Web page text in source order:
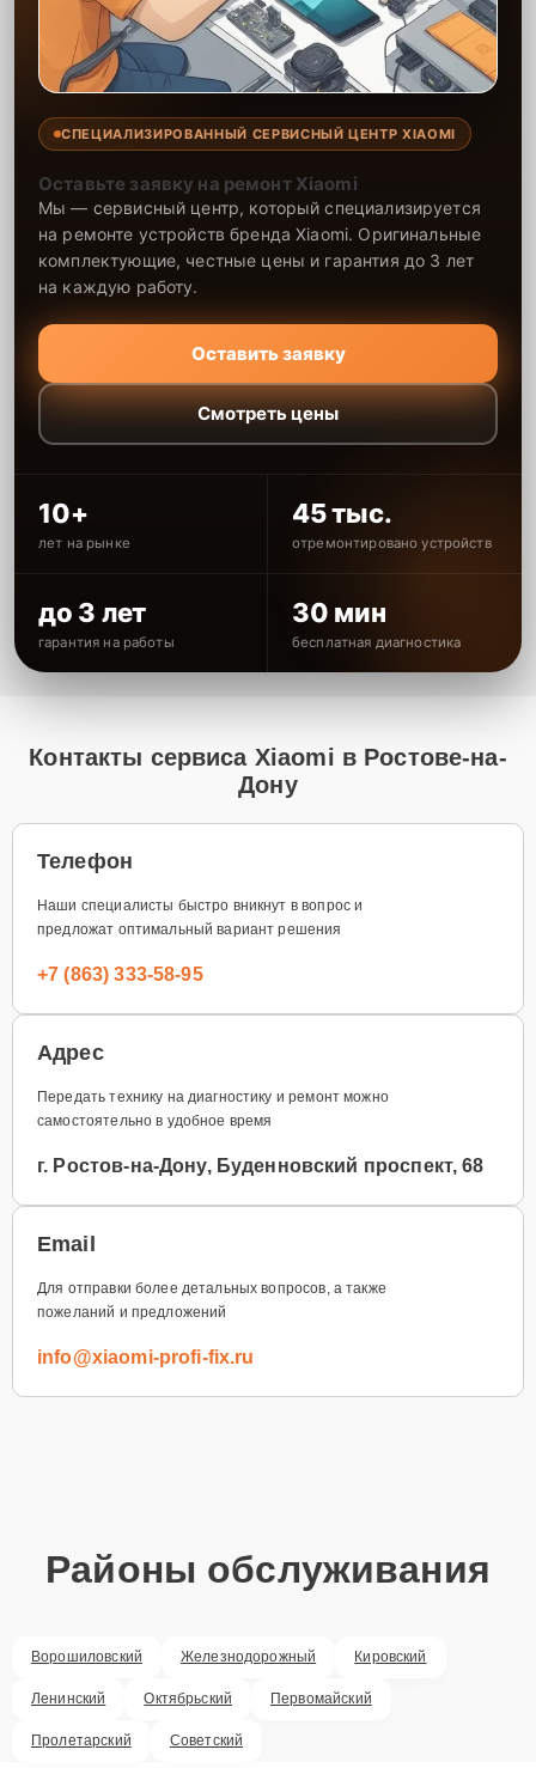
СПЕЦИАЛИЗИРОВАННЫЙ СЕРВИСНЫЙ ЦЕНТР XIAOMI
Оставьте заявку на ремонт Xiaomi
Мы — сервисный центр, который специализируется
на ремонте устройств бренда Xiaomi. Оригинальные
комплектующие, честные цены и гарантия до 3 лет
на каждую работу.
Оставить заявку
Смотреть цены
10+
лет на рынке
45 тыс.
отремонтировано устройств
до 3 лет
гарантия на работы
30 мин
бесплатная диагностика
Контакты сервиса Xiaomi в Ростове-на-
Дону
Телефон
Наши специалисты быстро вникнут в вопрос и
предложат оптимальный вариант решения
+7 (863) 333-58-95
Адрес
Передать технику на диагностику и ремонт можно
самостоятельно в удобное время
г. Ростов-на-Дону, Буденновский проспект, 68
Email
Для отправки более детальных вопросов, а также
пожеланий и предложений
info@xiaomi-profi-fix.ru
Районы обслуживания
Ворошиловский Железнодорожный Кировский
Ленинский Октябрьский Первомайский
Пролетарский Советский